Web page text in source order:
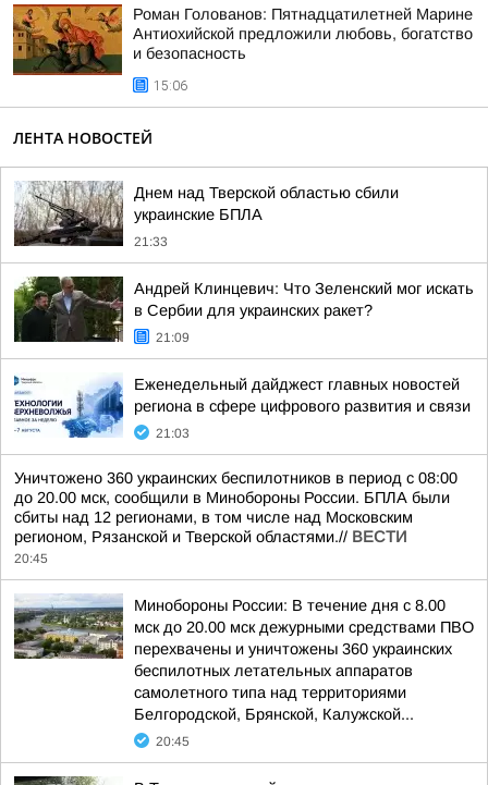
Роман Голованов: Пятнадцатилетней Марине
Антиохийской предложили любовь, богатство
и безопасность
15:06
ЛЕНТА НОВОСТЕЙ
Днем над Тверской областью сбили
украинские БПЛА
21:33
Андрей Клинцевич: Что Зеленский мог искать
в Сербии для украинских ракет?
21:09
Еженедельный дайджест главных новостей
региона в сфере цифрового развития и связи
21:03
Уничтожено 360 украинских беспилотников в период с 08:00
до 20.00 мск, сообщили в Минобороны России. БПЛА были
сбиты над 12 регионами, в том числе над Московским
регионом, Рязанской и Тверской областями.// ВЕСТИ
20:45
Минобороны России: В течение дня с 8.00
мск до 20.00 мск дежурными средствами ПВО
перехвачены и уничтожены 360 украинских
беспилотных летательных аппаратов
самолетного типа над территориями
Белгородской, Брянской, Калужской...
20:45